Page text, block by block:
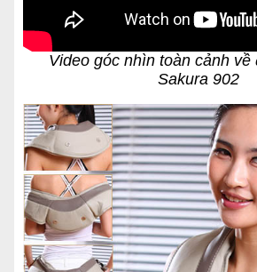
Video góc nhìn toàn cảnh về
Sakura 902